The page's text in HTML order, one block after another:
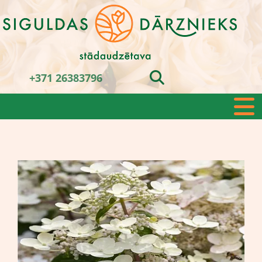
+371 26383796